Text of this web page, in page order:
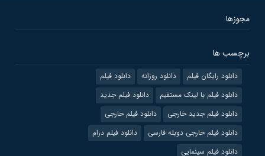
مجوزها
برچسب ها
دانلود رایگان فیلم دانلود روزانه
دانلود فیلم
دانلود فیلم با لینک مستقیم
دانلود فیلم جدید
دانلود فیلم جدید خارجی
دانلود فیلم خارجی
دانلود فیلم خارجی دوبله فارسی
دانلود فیلم درام
دانلود فیلم سینمایی